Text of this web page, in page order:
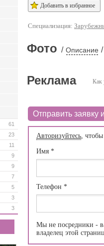
61
23
11
9
9
7
5
3
3
Добавить в избранное
Специализация:
Фото / Описание /
Как
Реклама
Отправить заявку
Авторизуйтесь,
Имя *
Телефон *
Мы не посредники -
владелец этой